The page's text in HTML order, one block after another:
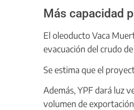
Más capacidad
El oleoducto Vaca
evacuación del crudo
Se estima que el
Además, YPF dará luz
volumen de